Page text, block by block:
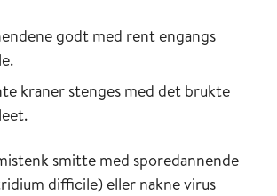
godt med rent engangs
kraner stenges med det brukte
smitte med sporedannende
difficile) eller nakne virus